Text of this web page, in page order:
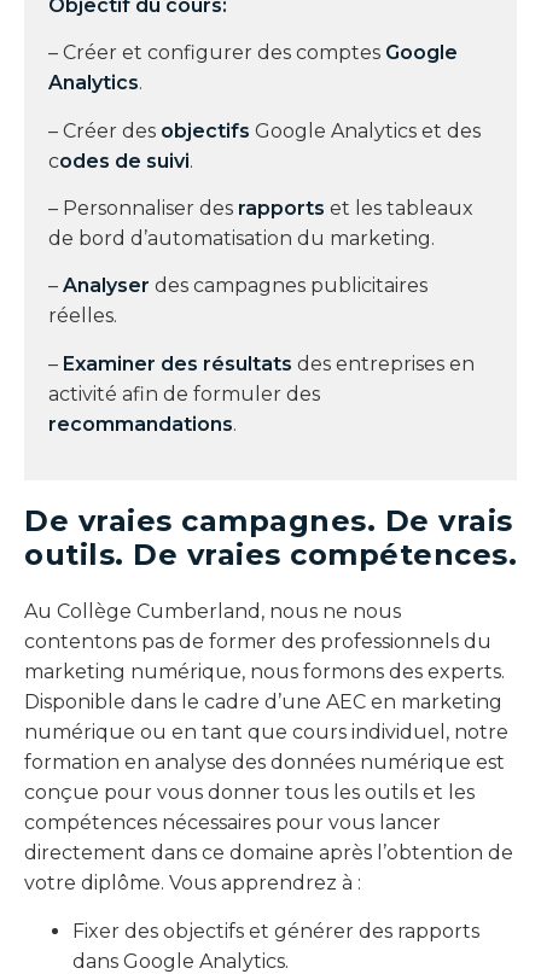
Objectif du cours:
– Créer et configurer des comptes Google
Analytics.
– Créer des objectifs Google Analytics et des
codes de suivi.
– Personnaliser des rapports et les tableaux
de bord d’automatisation du marketing.
– Analyser des campagnes publicitaires
réelles.
– Examiner des résultats des entreprises en
activité afin de formuler des
recommandations.
De vraies campagnes. De vrais
outils. De vraies compétences.
Au Collège Cumberland, nous ne nous
contentons pas de former des professionnels du
marketing numérique, nous formons des experts.
Disponible dans le cadre d’une AEC en marketing
numérique ou en tant que cours individuel, notre
formation en analyse des données numérique est
conçue pour vous donner tous les outils et les
compétences nécessaires pour vous lancer
directement dans ce domaine après l’obtention de
votre diplôme. Vous apprendrez à :
Fixer des objectifs et générer des rapports
dans Google Analytics.